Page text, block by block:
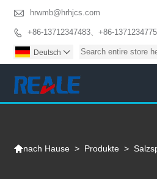
 hrwmb@hrhjcs.com
 +86-13712347483、+86-
Deutsch 
nach Hause > Produkte >